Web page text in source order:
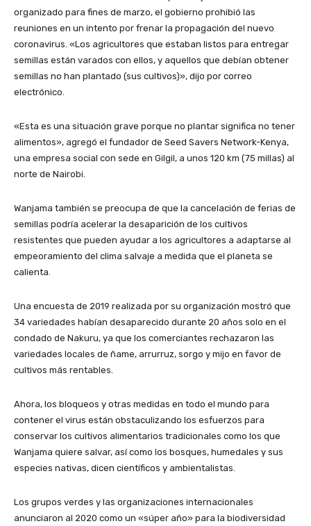
organizado para fines de marzo, el gobierno prohibió las
reuniones en un intento por frenar la propagación del nuevo
coronavirus. «Los agricultores que estaban listos para entregar
semillas están varados con ellos, y aquellos que debían obtener
semillas no han plantado (sus cultivos)», dijo por correo
electrónico.
«Esta es una situación grave porque no plantar significa no tener
alimentos», agregó el fundador de Seed Savers Network-Kenya,
una empresa social con sede en Gilgil, a unos 120 km (75 millas) al
norte de Nairobi.
Wanjama también se preocupa de que la cancelación de ferias de
semillas podría acelerar la desaparición de los cultivos
resistentes que pueden ayudar a los agricultores a adaptarse al
empeoramiento del clima salvaje a medida que el planeta se
calienta.
Una encuesta de 2019 realizada por su organización mostró que
34 variedades habían desaparecido durante 20 años solo en el
condado de Nakuru, ya que los comerciantes rechazaron las
variedades locales de ñame, arrurruz, sorgo y mijo en favor de
cultivos más rentables.
Ahora, los bloqueos y otras medidas en todo el mundo para
contener el virus están obstaculizando los esfuerzos para
conservar los cultivos alimentarios tradicionales como los que
Wanjama quiere salvar, así como los bosques, humedales y sus
especies nativas, dicen científicos y ambientalistas.
Los grupos verdes y las organizaciones internacionales
anunciaron al 2020 como un «súper año» para la biodiversidad